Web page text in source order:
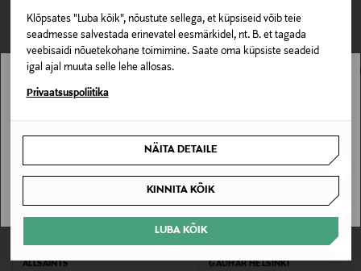
Klõpsates "Luba kõik", nõustute sellega, et küpsiseid võib teie
seadmesse salvestada erinevatel eesmärkidel, nt. B. et tagada
veebisaidi nõuetekohane toimimine. Saate oma küpsiste seadeid
igal ajal muuta selle lehe allosas.
Privaatsuspoliitika
NÄITA DETAILE
KINNITA KÕIK
LUBA KÕIK
100% puuvill
Hooldusjuhendid
Õrn masinpesu 30 kraadi juures. Pesta pahempidi.
VAATASID KA
EELIS KUPONGIGA
ALLSAINTS
EELIS KUPONGIGA
GAUHAR HELSINKI
Stockmann pole Sinu riigis saadaval.
SAAN ARU